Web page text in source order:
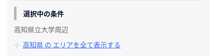
選択中の条件
高知県立大学周辺
高知県 の エリアを全て表示する